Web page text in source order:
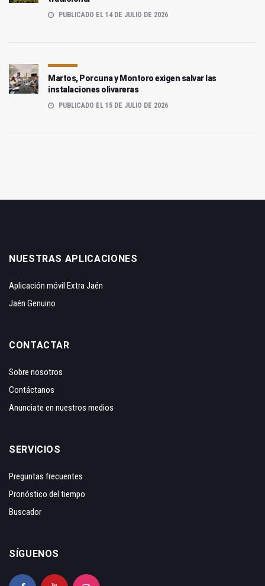
PUBLICADO EL 14 DE JULIO DE 2026
Martos, Porcuna y Montoro exigen salvar las
instalaciones olivareras
PUBLICADO EL 15 DE JULIO DE 2026
NUESTRAS APLICACIONES
Aplicación móvil Extra Jaén
Jaén Genuino
CONTACTAR
Sobre nosotros
Contáctanos
Anunciate en nuestros medios
SERVICIOS
Preguntas frecuentes
Pronóstico del tiempo
Buscador
SÍGUENOS